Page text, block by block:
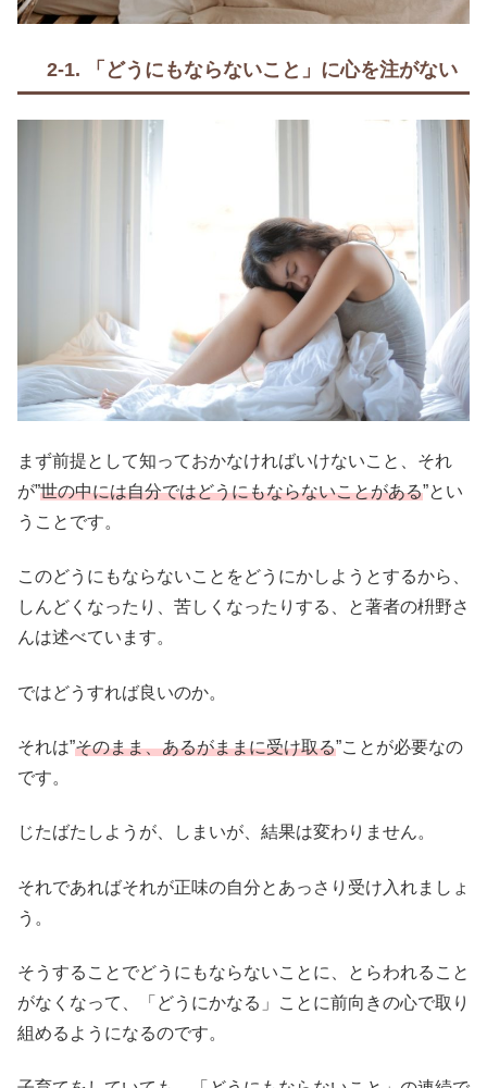
2-1. 「どうにもならないこと」に心を注がない
まず前提として知っておかなければいけないこと、それ
が”世の中には自分ではどうにもならないことがある”とい
うことです。
このどうにもならないことをどうにかしようとするから、
しんどくなったり、苦しくなったりする、と著者の枡野さ
んは述べています。
ではどうすれば良いのか。
それは”そのまま、あるがままに受け取る”ことが必要なの
です。
じたばたしようが、しまいが、結果は変わりません。
それであればそれが正味の自分とあっさり受け入れましょ
う。
そうすることでどうにもならないことに、とらわれること
がなくなって、「どうにかなる」ことに前向きの心で取り
組めるようになるのです。